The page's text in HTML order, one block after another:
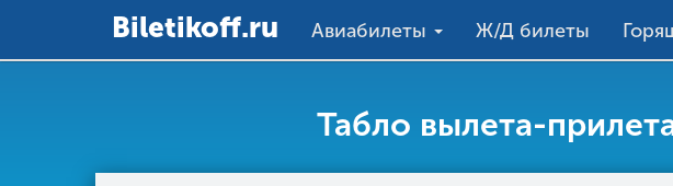
Вiletikoff.ru Авиабилеты Ж/Д билеты
Табло вылета-